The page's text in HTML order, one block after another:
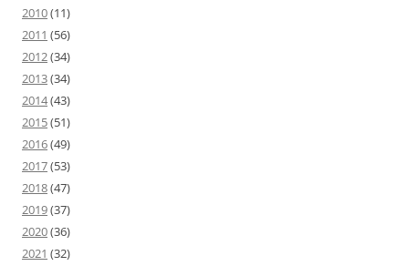
2010(11)
2011 (56)
2012(34)
2013(34)
2014(43)
2015(51)
2016(49)
2017(53)
2018(47)
2019(37)
2020(36)
2021 (32)